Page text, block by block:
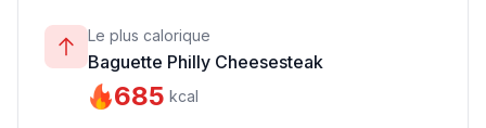
Le plus calorique
Baguette Philly Cheesesteak
685 kcal